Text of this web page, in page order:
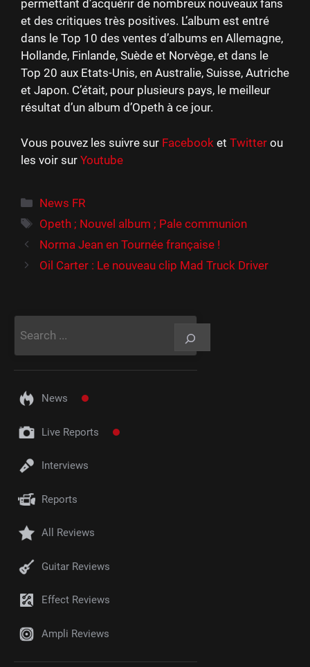
permettant d’acquérir de nombreux nouveaux fans
et des critiques très positives. L’album est entré
dans le Top 10 des ventes d’albums en Allemagne,
Hollande, Finlande, Suède et Norvège, et dans le
Top 20 aux Etats-Unis, en Australie, Suisse, Autriche
et Japon. C’était, pour plusieurs pays, le meilleur
résultat d’un album d’Opeth à ce jour.
Vous pouvez les suivre sur Facebook et Twitter ou
les voir sur Youtube
Catégories
News FR
Étiquettes
Opeth ; Nouvel album ; Pale communion
Norma Jean en Tournée française !
Oil Carter : Le nouveau clip Mad Truck Driver
News
Live Reports
Interviews
Reports
All Reviews
Guitar Reviews
Effect Reviews
Ampli Reviews